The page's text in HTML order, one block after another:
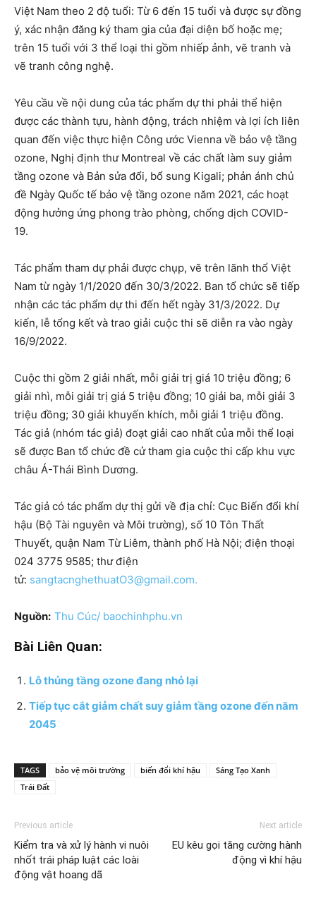
Việt Nam theo 2 độ tuổi: Từ 6 đến 15 tuổi và được sự đồng
ý, xác nhận đăng ký tham gia của đại diện bố hoặc mẹ;
trên 15 tuổi với 3 thể loại thi gồm nhiếp ảnh, vẽ tranh và
vẽ tranh công nghệ.
Yêu cầu về nội dung của tác phẩm dự thi phải thể hiện
được các thành tựu, hành động, trách nhiệm và lợi ích liên
quan đến việc thực hiện Công ước Vienna về bảo vệ tầng
ozone, Nghị định thư Montreal về các chất làm suy giảm
tầng ozone và Bản sửa đổi, bổ sung Kigali; phản ánh chủ
đề Ngày Quốc tế bảo vệ tầng ozone năm 2021, các hoạt
động hưởng ứng phong trào phòng, chống dịch COVID-
19.
Tác phẩm tham dự phải được chụp, vẽ trên lãnh thổ Việt
Nam từ ngày 1/1/2020 đến 30/3/2022. Ban tổ chức sẽ tiếp
nhận các tác phẩm dự thi đến hết ngày 31/3/2022. Dự
kiến, lễ tổng kết và trao giải cuộc thi sẽ diễn ra vào ngày
16/9/2022.
Cuộc thi gồm 2 giải nhất, mỗi giải trị giá 10 triệu đồng; 6
giải nhì, mỗi giải trị giá 5 triệu đồng; 10 giải ba, mỗi giải 3
triệu đồng; 30 giải khuyến khích, mỗi giải 1 triệu đồng.
Tác giả (nhóm tác giả) đoạt giải cao nhất của mỗi thể loại
sẽ được Ban tổ chức đề cử tham gia cuộc thi cấp khu vực
châu Á-Thái Bình Dương.
Tác giả có tác phẩm dự thị gửi về địa chỉ: Cục Biến đổi khí
hậu (Bộ Tài nguyên và Môi trường), số 10 Tôn Thất
Thuyết, quận Nam Từ Liêm, thành phố Hà Nội; điện thoại
024 3775 9585; thư điện
tử: sangtacnghethuatO3@gmail.com.
Nguồn: Thu Cúc/ baochinhphu.vn
Bài Liên Quan:
Lỗ thủng tầng ozone đang nhỏ lại
Tiếp tục cắt giảm chất suy giảm tầng ozone đến năm
2045
TAGS bảo vệ môi trường biến đổi khí hậu
Sáng Tạo Xanh
Trái Đất
Previous article
Kiểm tra và xử lý hành vi nuôi
nhốt trái pháp luật các loài
động vật hoang dã
Next article
EU kêu gọi tăng cường hành
động vì khí hậu